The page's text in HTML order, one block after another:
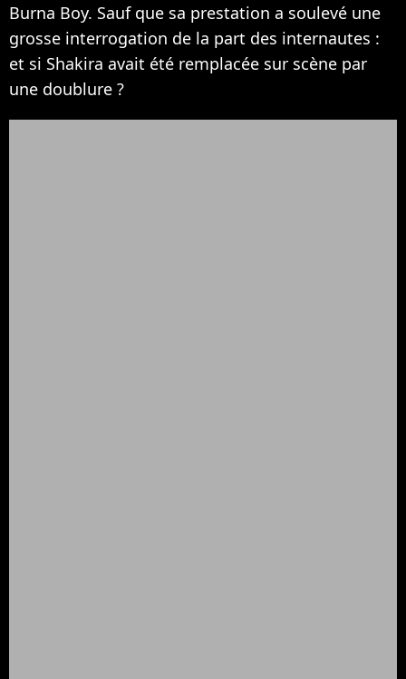
Burna Boy. Sauf que sa prestation a soulevé une
grosse interrogation de la part des internautes :
et si Shakira avait été remplacée sur scène par
une doublure ?